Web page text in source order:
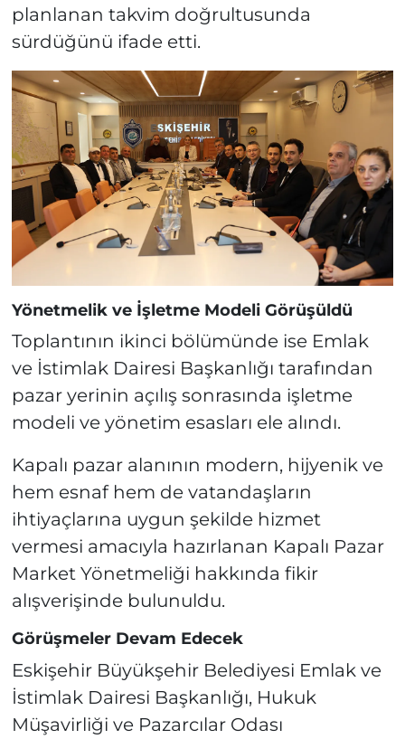
planlanan takvim doğrultusunda
sürdüğünü ifade etti.
Yönetmelik ve İşletme Modeli Görüşüldü
Toplantının ikinci bölümünde ise Emlak
ve İstimlak Dairesi Başkanlığı tarafından
pazar yerinin açılış sonrasında işletme
modeli ve yönetim esasları ele alındı.
Kapalı pazar alanının modern, hijyenik ve
hem esnaf hem de vatandaşların
ihtiyaçlarına uygun şekilde hizmet
vermesi amacıyla hazırlanan Kapalı Pazar
Market Yönetmeliği hakkında fikir
alışverişinde bulunuldu.
Görüşmeler Devam Edecek
Eskişehir Büyükşehir Belediyesi Emlak ve
İstimlak Dairesi Başkanlığı, Hukuk
Müşavirliği ve Pazarcılar Odası